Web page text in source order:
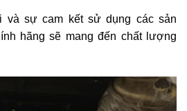
và sự cam kết sử dụng các sản
hãng sẽ mang đến chất lượng